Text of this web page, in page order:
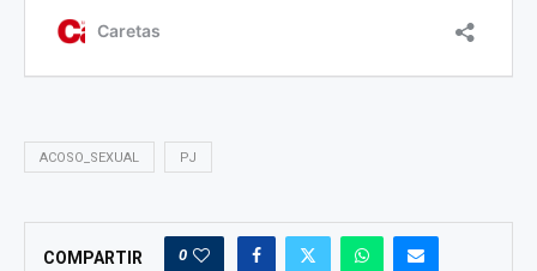
ACOSO_SEXUAL PJ
COMPARTIR 0